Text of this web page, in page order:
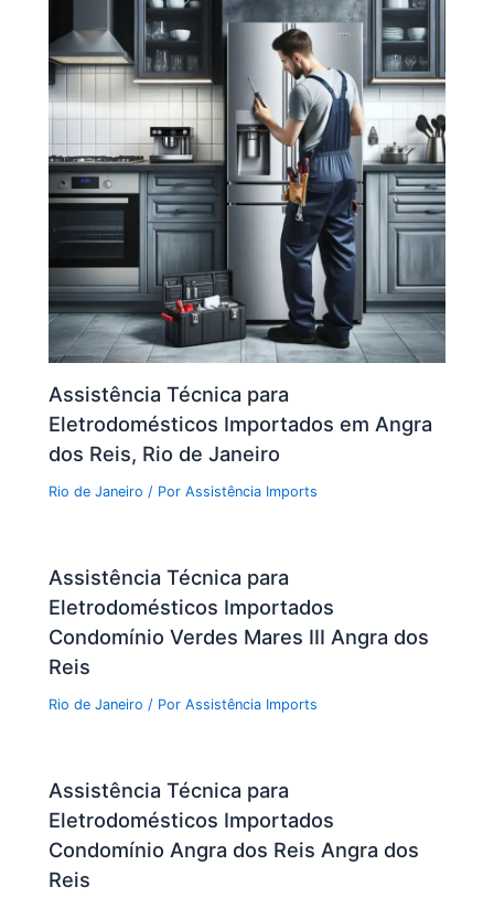
Assistência Técnica para
Eletrodomésticos Importados em Angra
dos Reis, Rio de Janeiro
Rio de Janeiro / PorAssistência Imports
Assistência Técnica para
Eletrodomésticos Importados
Condomínio Verdes Mares III Angra dos
Reis
Rio de Janeiro / PorAssistência Imports
Assistência Técnica para
Eletrodomésticos Importados
Condomínio Angra dos Reis Angra dos
Reis